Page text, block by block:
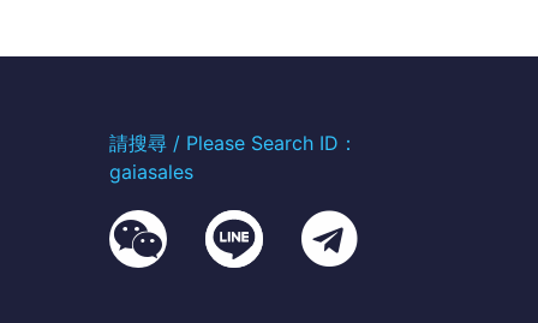
請搜尋 / Please Search ID：
gaiasales